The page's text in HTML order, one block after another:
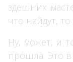
здешних
что найдут,
Ну, может, и
прошла. Это